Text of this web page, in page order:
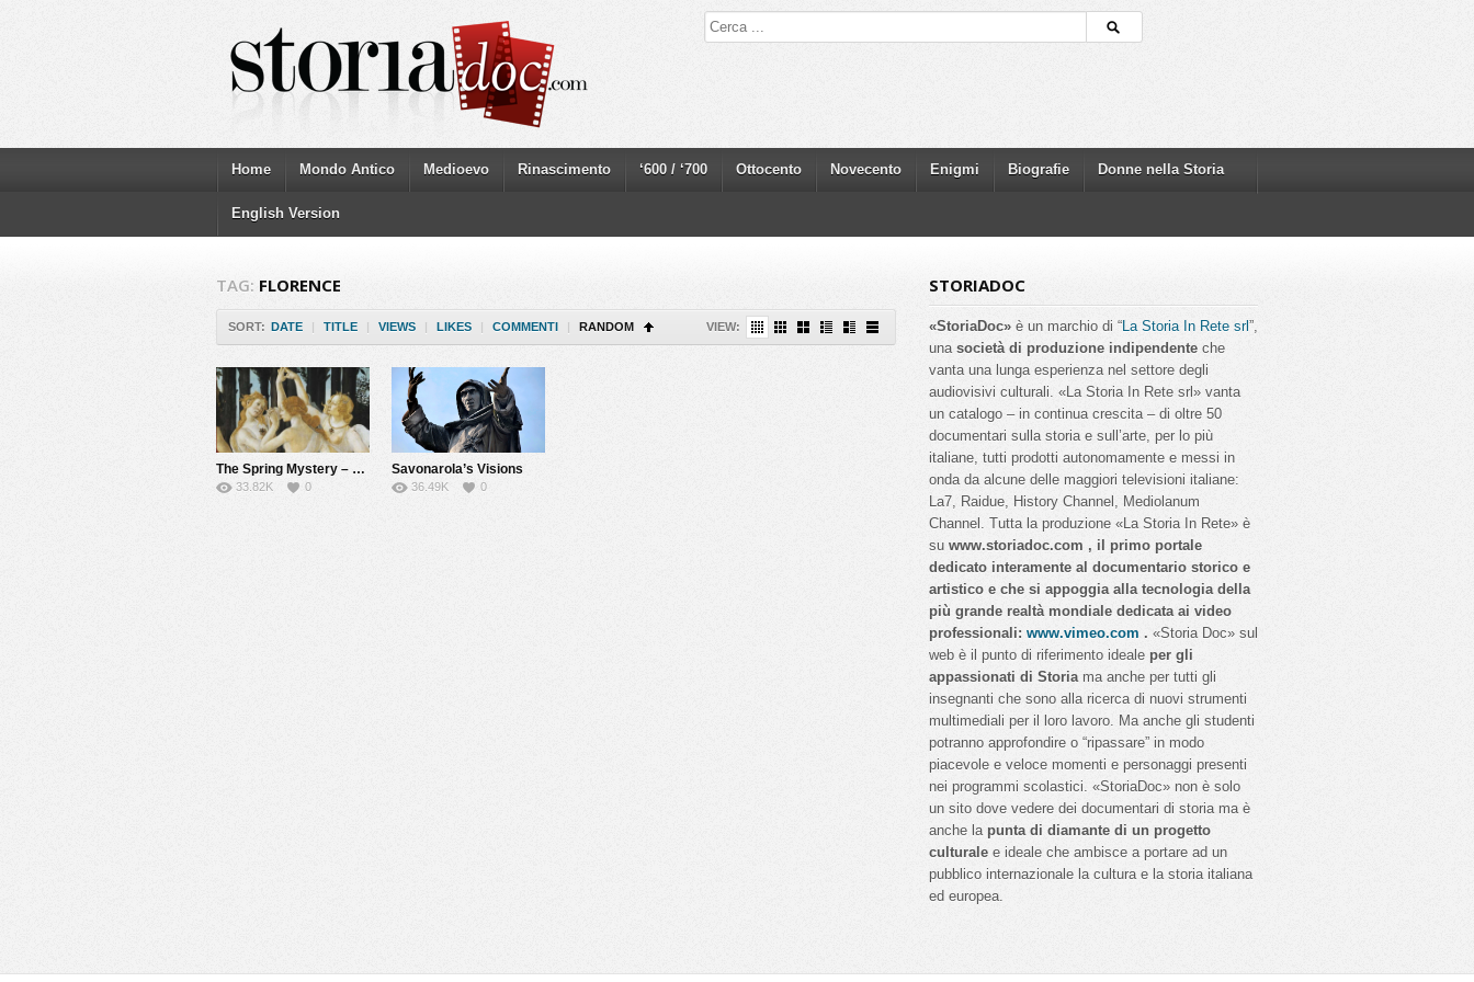
Home Mondo Antico Medioevo Rinascimento ‘600 / ‘700 Ottocento Novecento Enigmi Biografie Donne nella Storia
English Version
TAG: FLORENCE
SORT: DATE | TITLE | VIEWS | LIKES | COMMENTI | RANDOM VIEW:
The Spring Mystery – The Botticelli’s lover
33.82K 0
Savonarola’s Visions
36.49K 0
STORIADOC
«StoriaDoc» è un marchio di “La Storia In Rete srl”,
una società di produzione indipendente che
vanta una lunga esperienza nel settore degli
audiovisivi culturali. «La Storia In Rete srl» vanta
un catalogo – in continua crescita – di oltre 50
documentari sulla storia e sull’arte, per lo più
italiane, tutti prodotti autonomamente e messi in
onda da alcune delle maggiori televisioni italiane:
La7, Raidue, History Channel, Mediolanum
Channel. Tutta la produzione «La Storia In Rete» è
su www.storiadoc.com , il primo portale
dedicato interamente al documentario storico e
artistico e che si appoggia alla tecnologia della
più grande realtà mondiale dedicata ai video
professionali: www.vimeo.com . «Storia Doc» sul
web è il punto di riferimento ideale per gli
appassionati di Storiama anche per tutti gli
insegnanti che sono alla ricerca di nuovi strumenti
multimediali per il loro lavoro. Ma anche gli studenti
potranno approfondire o “ripassare” in modo
piacevole e veloce momenti e personaggi presenti
nei programmi scolastici. «StoriaDoc» non è solo
un sito dove vedere dei documentari di storia ma è
anche la punta di diamante di un progetto
culturale e ideale che ambisce a portare ad un
pubblico internazionale la cultura e la storia italiana
ed europea.